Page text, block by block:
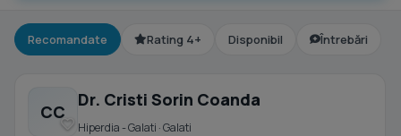
Recomandate Rating 4+ Disponibil Întrebări
CC
Dr. Cristi Sorin Coanda
Hiperdia - Galati · Galati